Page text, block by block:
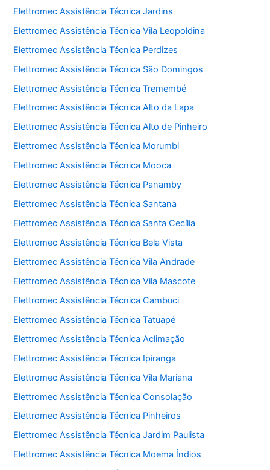
Elettromec Assistência Técnica Jardins
Elettromec Assistência Técnica Vila Leopoldina
Elettromec Assistência Técnica Perdizes
Elettromec Assistência Técnica São Domingos
Elettromec Assistência Técnica Tremembé
Elettromec Assistência Técnica Alto da Lapa
Elettromec Assistência Técnica Alto de Pinheiro
Elettromec Assistência Técnica Morumbi
Elettromec Assistência Técnica Mooca
Elettromec Assistência Técnica Panamby
Elettromec Assistência Técnica Santana
Elettromec Assistência Técnica Santa Cecília
Elettromec Assistência Técnica Bela Vista
Elettromec Assistência Técnica Vila Andrade
Elettromec Assistência Técnica Vila Mascote
Elettromec Assistência Técnica Cambuci
Elettromec Assistência Técnica Tatuapé
Elettromec Assistência Técnica Aclimação
Elettromec Assistência Técnica Ipiranga
Elettromec Assistência Técnica Vila Mariana
Elettromec Assistência Técnica Consolação
Elettromec Assistência Técnica Pinheiros
Elettromec Assistência Técnica Jardim Paulista
Elettromec Assistência Técnica Moema Índios